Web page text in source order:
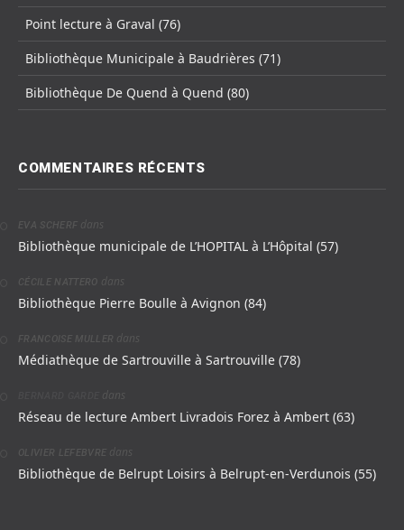
Point lecture à Graval (76)
Bibliothèque Municipale à Baudrières (71)
Bibliothèque De Quend à Quend (80)
COMMENTAIRES RÉCENTS
EVA SCHERF dans
Bibliothèque municipale de L’HOPITAL à L’Hôpital (57)
CÉCILE NATTERO dans
Bibliothèque Pierre Boulle à Avignon (84)
FRANCOISE MULLER dans
Médiathèque de Sartrouville à Sartrouville (78)
dans
Réseau de lecture Ambert Livradois Forez à Ambert (63)
OLIVIER LEFEBVRE dans
Bibliothèque de Belrupt Loisirs à Belrupt-en-Verdunois (55)